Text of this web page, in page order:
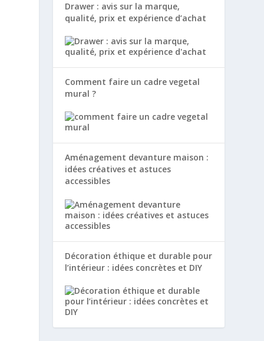
Drawer : avis sur la marque,
qualité, prix et expérience d’achat
Comment faire un cadre vegetal
mural ?
Aménagement devanture maison :
idées créatives et astuces
accessibles
Décoration éthique et durable pour
l’intérieur : idées concrètes et DIY